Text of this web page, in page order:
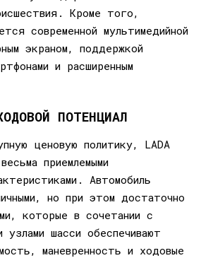
Кроме того,
современной мультимедийной
экраном, поддержкой
и расширенным
ПОТЕНЦИАЛ
ценовую политику, LADA
приемлемыми
Автомобиль
но при этом достаточно
которые в сочетании с
узлами шасси обеспечивают
маневренность и ходовые